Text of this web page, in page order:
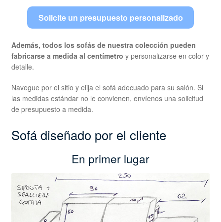
Solicite un presupuesto personalizado
Además, todos los sofás de nuestra colección pueden
fabricarse a medida al centímetro y personalizarse en color y
detalle.
Navegue por el sitio y elija el sofá adecuado para su salón. Si
las medidas estándar no le convienen, envíenos una solicitud
de presupuesto a medida.
Sofá diseñado por el cliente
En primer lugar